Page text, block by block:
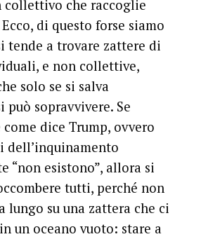
collettivo che raccoglie
di questo forse siamo
tende a trovare zattere di
e non collettive,
solo se si salva
può sopravvivere. Se
dice Trump, ovvero
dell’inquinamento
“non esistono”, allora si
tutti, perché non
lungo su una zattera che ci
un oceano vuoto: stare a